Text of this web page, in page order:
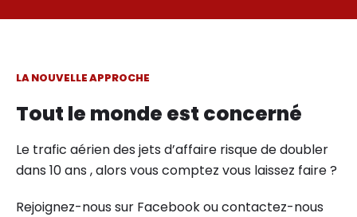
LA NOUVELLE APPROCHE
Tout le monde est concerné
Le trafic aérien des jets d’affaire risque de doubler
dans 10 ans , alors vous comptez vous laissez faire ?
Rejoignez-nous sur Facebook ou contactez-nous